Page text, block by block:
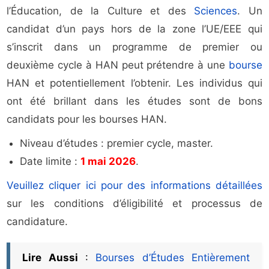
l’Éducation, de la Culture et des Sciences. Un
candidat d’un pays hors de la zone l’UE/EEE qui
s’inscrit dans un programme de premier ou
deuxième cycle à HAN peut prétendre à une bourse
HAN et potentiellement l’obtenir. Les individus qui
ont été brillant dans les études sont de bons
candidats pour les bourses HAN.
Niveau d’études : premier cycle, master.
Date limite :1 mai 2026.
Veuillez cliquer ici pour des informations détaillées
sur les conditions d’éligibilité et processus de
candidature.
Lire Aussi : Bourses d’Études Entièrement